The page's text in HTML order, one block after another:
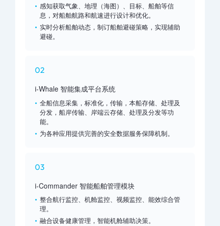
感知获取气象、地理（海图）、目标、船舶等信
息，对船舶航路和航速进行设计和优化。
实时分析船舶动态，制订船舶避碰策略，实现辅助
避碰。
02
i-Whale 智能集成平台系统
全船信息采集，标准化，传输，本船存储、处理及
分发，船岸传输、岸端云存储、处理及分发等功
能。
为各种应用提供完善的安全数据服务保障机制。
03
i-Commander 智能船舶管理模块
整合航行监控、机舱监控、视频监控、能效综合管
理。
融合设备健康管理，智能机舱辅助决策。